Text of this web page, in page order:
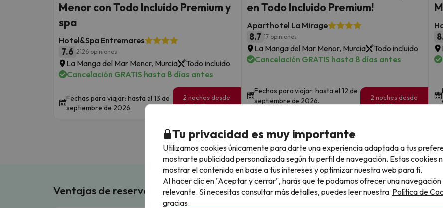
Menor con Todo Incluido Premium y
spa
Hotel&Spa Entremares
7.6 2126 opiniones
La Manga del Mar Menor, Murcia
Todo incluido
Cancelación GRATIS hasta 8 días antes
Fechas para viajar: hasta el 13 de
septiembre de 2026.
2 noches desde
209
en Todo Incluido Premium!
Aparthotel La Mirage
8.7 17 opiniones
La Manga del Mar Menor, Murcia
Todo incluido
Cancelación GRATIS hasta 8 días antes
Fechas para viajar: hasta el 12 de
septiembre de 2026.
2 noches desde
188
Ver todos los chollos
Ventajas de reservar en Buscounchollo
Tu privacidad es muy importante
Utilizamos cookies únicamente para darte una experiencia adaptada a tus
mostrarte publicidad personalizada según tu perfil de navegación. Estas cookies
mostrar el contenido en base a tus intereses y optimizar nuestra web para ti.
Al hacer clic en "Aceptar y cerrar", harás que te podamos ofrecer una
relevante. Si necesitas consultar más detalles, puedes leer nuestra Política de
gracias.